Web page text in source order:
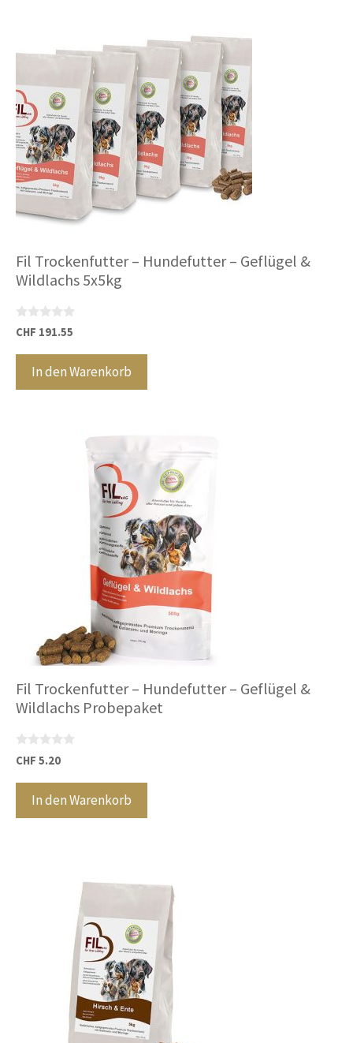
Fil Trockenfutter – Hundefutter – Geflügel &
Wildlachs 5x5kg
0
v
CHF 191.55
In den Warenkorb
Fil Trockenfutter – Hundefutter – Geflügel &
Wildlachs Probepaket
0
v
CHF 5.20
In den Warenkorb